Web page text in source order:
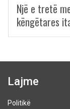
Një e tretë
këngëtares
Lajme
Politikë